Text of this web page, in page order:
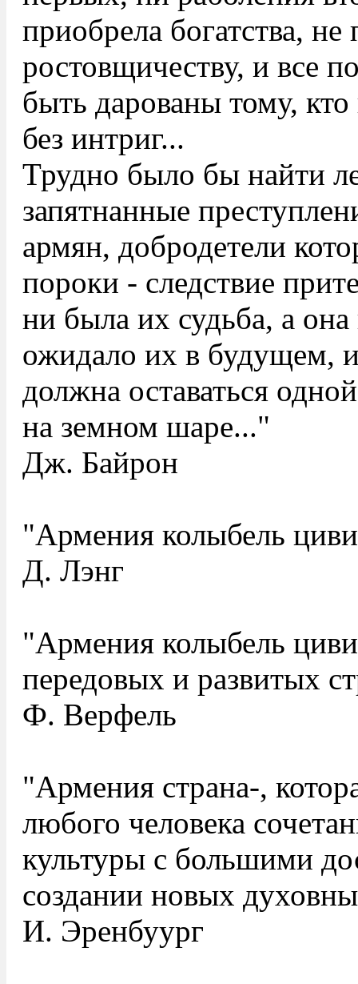
приобрела богатства, не
ростовщичеству, и все
быть дарованы тому, кто
без интриг...
Трудно было бы найти
запятнанные
армян, добродетели
пороки - следствие
ни была их судьба, а
ожидало их в будущем,
должна оставаться
на земном шаре..."
Дж. Байрон
"Армения колыбель
Д. Лэнг
"Армения колыбель
передовых и развитых
Ф. Верфель
"Армения страна-,
любого человека
культуры с большими
создании новых
И. Эренбуург